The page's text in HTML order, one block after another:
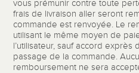
vous prémunir contre toute
frais de livraison aller seront
commande est renvoyée. Le
utilisant le même moyen de
l’utilisateur, sauf accord exprès
passage de la commande.
remboursement ne sera